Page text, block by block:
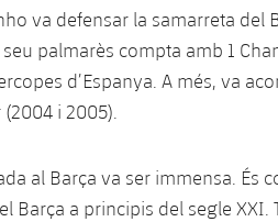
va defensar la samarreta del
palmarès compta amb 1
d’Espanya. A més, va
(2004 i 2005).
al Barça va ser immensa. És
Barça a principis del segle XXI.